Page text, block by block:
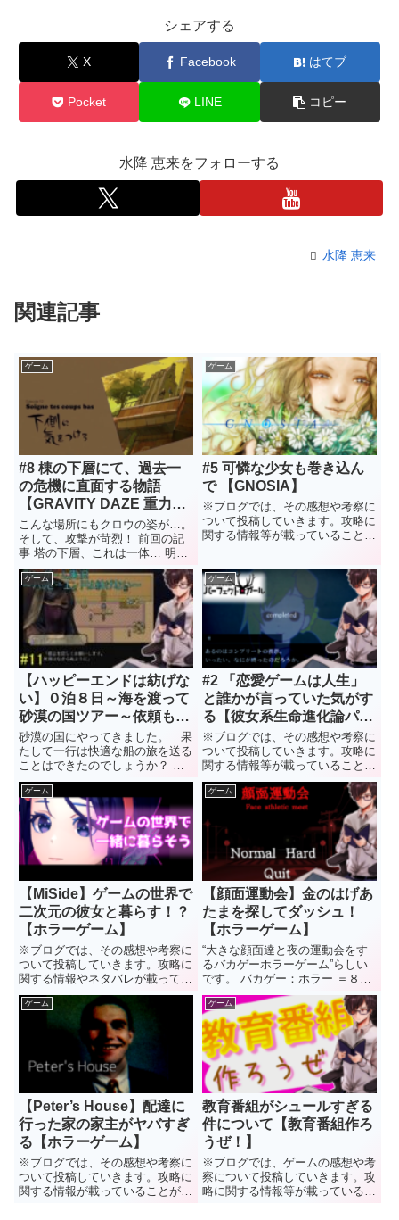
シェアする
X Facebook はてブ
Pocket LINE コピー
水降 恵来をフォローする
水降 恵来
関連記事
ゲーム
#8 棟の下層にて、過去一
の危機に直面する物語
【GRAVITY DAZE 重力的
眩暈:上層への帰還におい
て、彼女の内宇宙に生じた
摂動】
こんな場所にもクロウの姿が…。
そして、攻撃が苛烈！ 前回の記
事 塔の下層、これは一体… 明ら
かに脊椎に見えるこの柱。 脊椎
が直接見ることができる、ことか
らして、現在生きている生物のも
のとは考えにくいですが…。 こ
れだけの巨大生物がいた、とい...
ゲーム
#5 可憐な少女も巻き込ん
で 【GNOSIA】
※ブログでは、その感想や考察に
ついて投稿していきます。攻略に
関する情報等が載っていることが
降 最初の一戦ですが、言動がや
やこしい！ これもグノーシアの
作戦か！！（客観的に考えなか
ゲーム
【ハッピーエンドは紡げな
い】０泊８日～海を渡って
砂漠の国ツアー～依頼もあ
るよ【part11】
砂漠の国にやってきました。 果
たして一行は快適な船の旅を送る
ことはできたのでしょうか？ 前
回の記事 船上の戦いとカミング
アウト 水のゴーレムが何かと思
えば、まさかの鯨！ 船の上の
旅、出てきたゴーレムの正体は鯨
をモチーフにしたクジラゴーレ
ム...
ゲーム
#2 「恋愛ゲームは人生」
と誰かが言っていた気がす
る【彼女系生命進化論パー
フェクト☆ガール】
※ブログでは、その感想や考察に
ついて投稿していきます。攻略に
関する情報等が載っていることが
ありますので、未プレイの方はネ
タバレにはご注意ください。 水
降 価値観の相違ですね。 こうな
ったら全面戦争も辞さない構え
を！ 前回の記事 今回の内容 ...
ゲーム
【MiSide】ゲームの世界で
二次元の彼女と暮らす！？
【ホラーゲーム】
※ブログでは、その感想や考察に
ついて投稿していきます。攻略に
関する情報やネタバレが載ってい
ることがありますので、未プレイ
の方はご注意ください。 水降 ゲ
ームの世界に入るのは一つの夢の
ような気がするのですが、これは
どう捉えたものか…。 シミュ...
ゲーム
【顔面運動会】金のはげあ
たまを探してダッシュ！
【ホラーゲーム】
“大きな顔面達と夜の運動会をす
るバカゲーホラーゲーム”らしい
です。 バカゲー：ホラー ＝８：
２みたいな感じですね。 運動会
らしいけれども…。 このゲー
ムの説明文に“大きな顔面達と夜
の運動会をするバカゲーホラーゲ
ーム”とあるのですが…。 運...
ゲーム
【Peter’s House】配達に
行った家の家主がヤバすぎ
る【ホラーゲーム】
※ブログでは、その感想や考察に
ついて投稿していきます。攻略に
関する情報が載っていることがあ
ゲーム
教育番組がシュールすぎる
件について【教育番組作ろ
うぜ！】
※ブログでは、ゲームの感想や考
察について投稿していきます。攻
略に関する情報等が載っているこ